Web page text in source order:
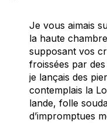
Je vous aimais
la haute
supposant vos
froissées par
je lançais des
contemplais la
lande, folle
d’impromptues